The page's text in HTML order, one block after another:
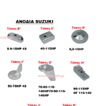
40,30